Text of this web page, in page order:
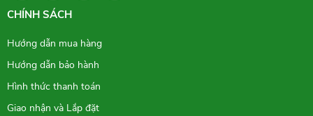
CHÍNH SÁCH
Hướng dẫn mua hàng
Hướng dẫn bảo hành
Hình thức thanh toán
Giao nhận và Lắp đặt